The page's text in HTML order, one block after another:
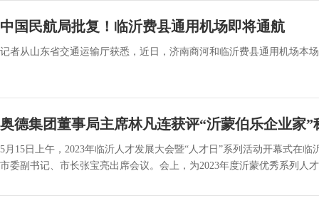
中国民航局批复！临沂费县通用机场即将通航
记者从山东省交通运输厅获悉，近日，济南商河和临沂费县通用机场本
奥德集团董事局主席林凡连获评“沂蒙伯乐企业家”
5月15日上午，2023年临沂人才发展大会暨“人才日”系列活动开幕式在
市委副书记、市长张宝亮出席会议。会上，为2023年度沂蒙优秀系列人